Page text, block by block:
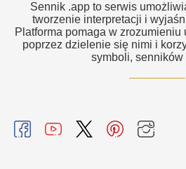
Sennik .app to serwis
tworzenie interpretacji i
Platforma pomaga w
poprzez dzielenie się nimi i
symboli, senników